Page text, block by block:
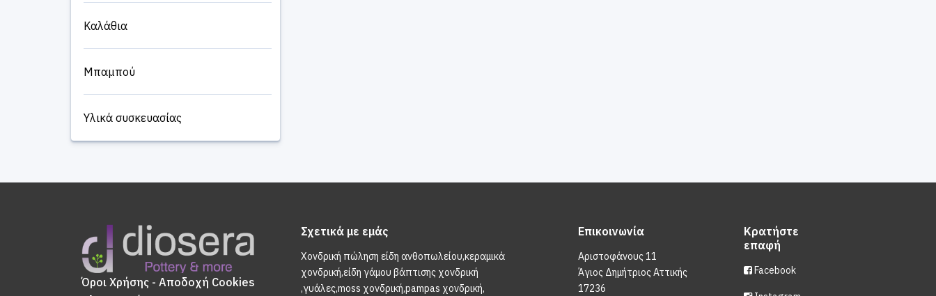
Καλάθια
Μπαμπού
Υλικά συσκευασίας
Όροι Χρήσης - Αποδοχή Cookies
Σχετικά με εμάς
Χονδρική πώληση είδη ανθοπωλείου,κεραμικά
χονδρική,είδη γάμου βάπτισης χονδρική
,γυάλες,moss χονδρική,pampas χονδρική,
Επικοινωνία
Αριστοφάνους 11
Άγιος Δημήτριος Αττικής
17236
Κρατήστε
επαφή
Facebook